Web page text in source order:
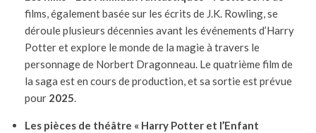
films, également basée sur les écrits de J.K. Rowling, se
déroule plusieurs décennies avant les événements d’Harry
Potter et explore le monde de la magie à travers le
personnage de Norbert Dragonneau. Le quatrième film de
la saga est en cours de production, et sa sortie est prévue
pour 2025.
Les pièces de théâtre « Harry Potter et l’Enfant